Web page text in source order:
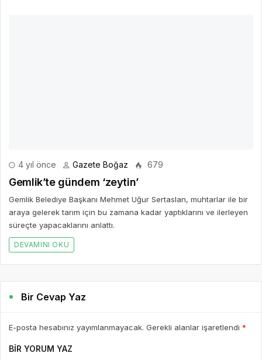
4 yıl önce Gazete Boğaz 679
Gemlik’te gündem ‘zeytin’
Gemlik Belediye Başkanı Mehmet Uğur Sertaslan, muhtarlar ile bir
araya gelerek tarım için bu zamana kadar yaptıklarını ve ilerleyen
süreçte yapacaklarını anlattı.
DEVAMINI OKU
Bir Cevap Yaz
E-posta hesabınız yayımlanmayacak. Gerekli alanlar işaretlendi *
BIR YORUM YAZ